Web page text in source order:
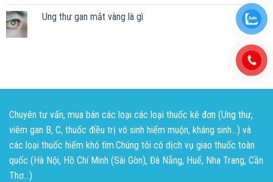
Ung thư gan mắt vàng là gì
Chuyên tư vấn, mua bán các loại các loại thuốc kê đơn (Ung thư,
viêm gan B, C, thuốc điều trị vô sinh hiếm muộn, kháng sinh...) và
các loại thuốc hiếm khó tìm.Chúng tôi có dịch vụ giao thuốc toàn
quốc (Hà Nội, Hồ Chí Minh (Sài Gòn), Đà Nẵng, Huế, Nha Trang, Cần
Thơ...)